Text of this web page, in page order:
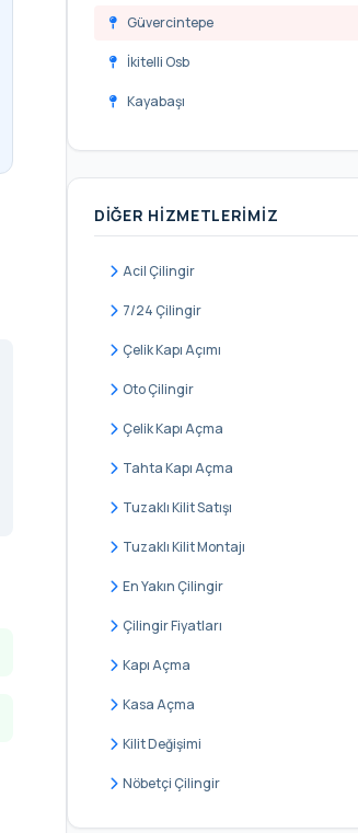
Güvercintepe
İkitelli Osb
Kayabaşı
Şamlar
Ziya Gökalp
DIĞER HIZMETLERIMIZ
Acil Çilingir
7/24 Çilingir
Çelik Kapı Açımı
Oto Çilingir
Çelik Kapı Açma
Tahta Kapı Açma
Tuzaklı Kilit Satışı
Tuzaklı Kilit Montajı
En Yakın Çilingir
Çilingir Fiyatları
Kapı Açma
Kasa Açma
Kilit Değişimi
Nöbetçi Çilingir